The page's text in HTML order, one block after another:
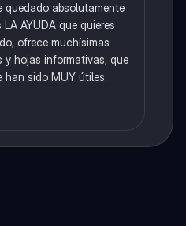
quedado absolutamente
AYUDA que quieres
ofrece muchísimas
y hojas informativas, que
han sido MUY útiles.